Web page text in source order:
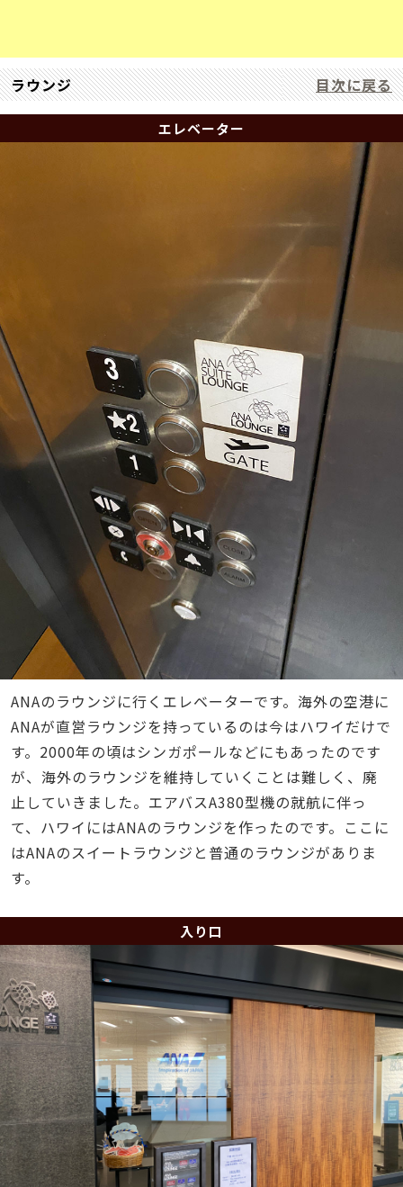
ラウンジ 目次に戻る
エレベーター
ANAのラウンジに行くエレベーターです。海外の空港に
ANAが直営ラウンジを持っているのは今はハワイだけで
す。2000年の頃はシンガポールなどにもあったのです
が、海外のラウンジを維持していくことは難しく、廃
止していきました。エアバスA380型機の就航に伴っ
て、ハワイにはANAのラウンジを作ったのです。ここに
はANAのスイートラウンジと普通のラウンジがありま
す。
入り口